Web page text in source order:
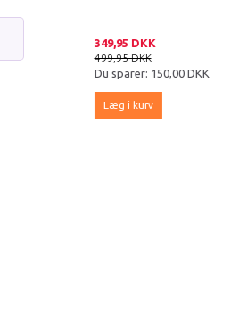
349,95 DKK
499,95 DKK
Du sparer: 150,00 DKK
Læg i kurv